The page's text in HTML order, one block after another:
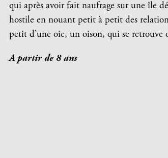
qui après avoir fait naufrage sur une île
hostile en nouant petit à petit des
petit d’une oie, un oison, qui se retrouve
A partir de 8 ans